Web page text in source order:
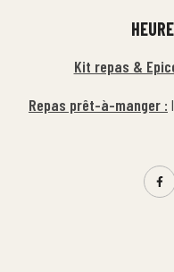
Kit repas &
Repas prêt-à-manger :